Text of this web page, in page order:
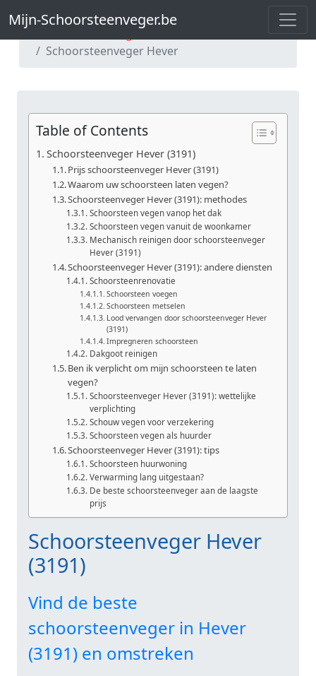
Mijn-Schoorsteenveger.be
Mijn-Schoorsteenveger.be
Schoorsteenveger Hever
Table of Contents
Schoorsteenveger Hever (3191)
Prijs schoorsteenveger Hever (3191)
Waarom uw schoorsteen laten vegen?
Schoorsteenveger Hever (3191): methodes
Schoorsteen vegen vanop het dak
Schoorsteen vegen vanuit de woonkamer
Mechanisch reinigen door schoorsteenveger
Hever (3191)
Schoorsteenveger Hever (3191): andere diensten
Schoorsteenrenovatie
Schoorsteen voegen
Schoorsteen metselen
Lood vervangen door schoorsteenveger Hever
(3191)
Impregneren schoorsteen
Dakgoot reinigen
Ben ik verplicht om mijn schoorsteen te laten
vegen?
Schoorsteenveger Hever (3191): wettelijke
verplichting
Schouw vegen voor verzekering
Schoorsteen vegen als huurder
Schoorsteenveger Hever (3191): tips
Schoorsteen huurwoning
Verwarming lang uitgestaan?
De beste schoorsteenveger aan de laagste
prijs
Schoorsteenveger Hever
(3191)
Vind de beste
schoorsteenveger in Hever
(3191) en omstreken